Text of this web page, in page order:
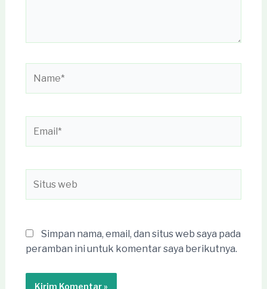
web
Simpan nama, email, dan situs web saya pada
peramban ini untuk komentar saya berikutnya.